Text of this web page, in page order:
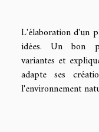
L'élaboration d'un
idées. Un bon
variantes et
adapte ses
l'environnement